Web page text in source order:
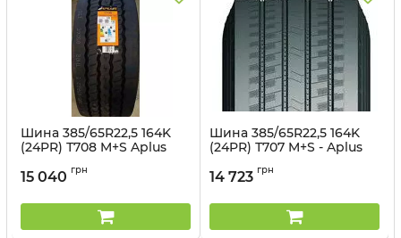
Шина 385/65R22,5 164K
(24PR) Т708 M+S Aplus
15 040 грн
Шина 385/65R22,5 164K
(24PR) Т707 M+S - Aplus
14 723 грн